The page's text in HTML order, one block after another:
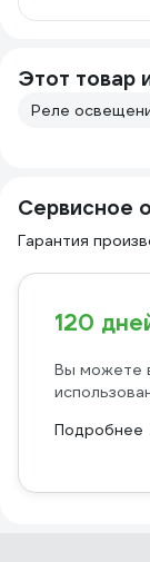
Этот товар
Реле
Сервисное
Гарантия
120
Вы можете
Подробнее